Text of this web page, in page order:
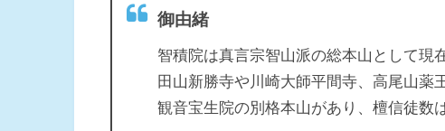
御由緒
智積院は真言宗智山派の総本山として現
田山新勝寺や川崎大師平間寺、高尾山薬
観音宝生院の別格本山があり、檀信徒数